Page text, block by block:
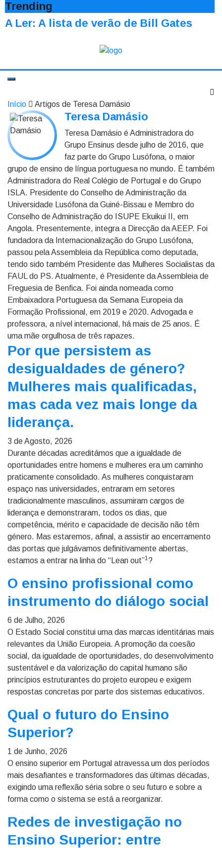
Trending
A Ler: A lista de verão de Bill Gates
Início Artigos de Teresa Damásio
Teresa Damásio
Teresa Damásio é Administradora do
Grupo Ensinus desde julho de 2016, que
faz parte do Grupo Lusófona, o maior
grupo de ensino de língua portuguesa no mundo. É também
Administradora do Real Colégio de Portugal e do Grupo
ISLA. Presidente do Conselho de Administração da
Universidade Lusófona da Guiné-Bissau e Membro do
Conselho de Administração do ISUPE Ekuikui II, em
Angola. Presentemente, integra a Direcção da AEEP. Foi
fundadora da Internacionalização do Grupo Lusófona,
passou pela Assembleia da República como deputada,
tendo sido também Presidente das Mulheres Socialistas da
FAUL do PS. Atualmente, é Presidente da Assembleia de
Freguesia de Benfica. Foi ainda nomeada como
Embaixadora Portuguesa da Semana Europeia da
Formação Profissional, em 2019 e 2020. Advogada e
professora, a nível internacional, há mais de 25 anos. É
uma mãe orgulhosa de três rapazes.
Por que persistem as
desigualdades de género?
Mulheres mais qualificadas,
mas cada vez mais longe da
liderança.
3 de Agosto, 2026
Durante décadas acreditámos que a igualdade de
oportunidades entre homens e mulheres era um caminho
praticamente consolidado. As mulheres conquistaram
espaço nas universidades, entraram em setores
tradicionalmente masculinos, assumiram cargos de
liderança e demonstraram, todos os dias, que
competência, mérito e capacidade de decisão não têm
género. Mas estaremos, afinal, a assistir ao encerramento
das portas que julgávamos definitivamente abertas,
estamos a entrar na linha do “Lean out”1?
O ensino profissional como
instrumento do diálogo social
6 de Julho, 2026
O Estado Social constitui uma das marcas identitárias mais
relevantes da União Europeia. A promoção da coesão
social, da igualdade de oportunidades, do desenvolvimento
sustentável e da valorização do capital humano são
princípios estruturantes do projeto europeu e exigem
respostas concretas por parte dos sistemas educativos.
Qual o futuro do Ensino
Superior?
1 de Junho, 2026
O ensino superior em Portugal atravessa um dos períodos
mais desafiantes e transformadores das últimas décadas,
exigindo uma reflexão séria sobre o seu futuro e sobre a
forma como o sistema se está a reorganizar.
Redes de investigação no
Ensino Superior: entre